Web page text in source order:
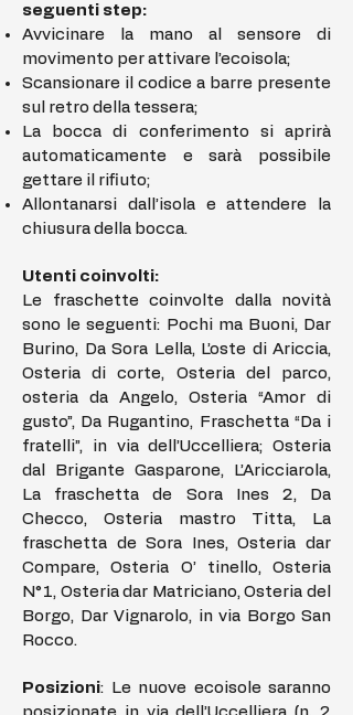
seguenti step:
Avvicinare la mano al sensore di
movimento per attivare l’ecoisola;
Scansionare il codice a barre presente
sul retro della tessera;
La bocca di conferimento si aprirà
automaticamente e sarà possibile
gettare il rifiuto;
Allontanarsi dall’isola e attendere la
chiusura della bocca.
Utenti coinvolti:
Le fraschette coinvolte dalla novità
sono le seguenti: Pochi ma Buoni, Dar
Burino, Da Sora Lella, L’oste di Ariccia,
Osteria di corte, Osteria del parco,
osteria da Angelo, Osteria “Amor di
gusto”, Da Rugantino, Fraschetta “Da i
fratelli”, in via dell’Uccelliera; Osteria
dal Brigante Gasparone, L’Aricciarola,
La fraschetta de Sora Ines 2, Da
Checco, Osteria mastro Titta, La
fraschetta de Sora Ines, Osteria dar
Compare, Osteria O’ tinello, Osteria
N°1, Osteria dar Matriciano, Osteria del
Borgo, Dar Vignarolo, in via Borgo San
Rocco.
Posizioni: Le nuove ecoisole saranno